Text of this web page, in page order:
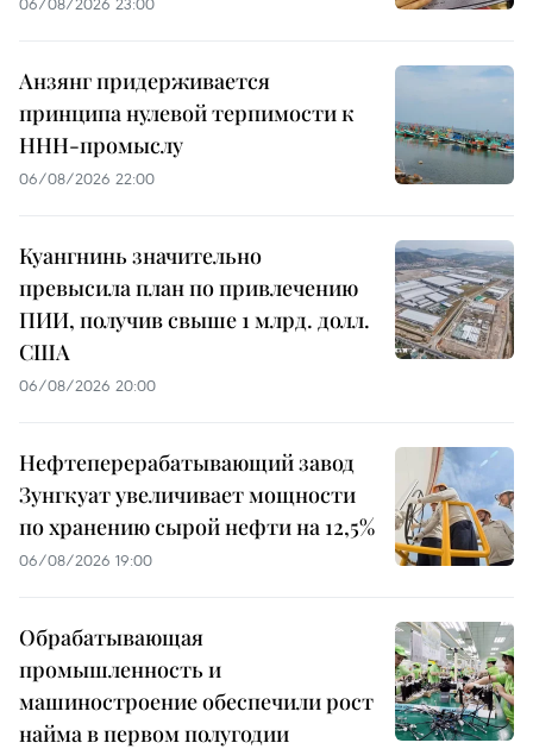
Анзянг придерживается
принципа нулевой терпимости к
ННН-промыслу
06/08/2026 22:00
Куангнинь значительно
превысила план по привлечению
ПИИ, получив свыше 1 млрд. долл.
США
06/08/2026 20:00
Нефтеперерабатывающий завод
Зунгкуат увеличивает мощности
по хранению сырой нефти на 12,5%
06/08/2026 19:00
Обрабатывающая
промышленность и
машиностроение обеспечили рост
найма в первом полугодии